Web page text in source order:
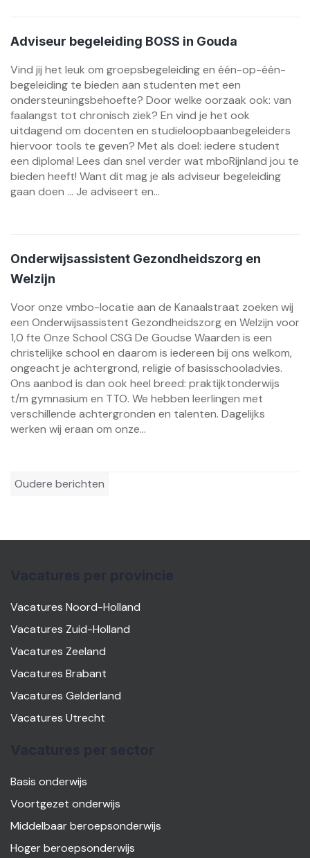
Adviseur begeleiding BOSS in Gouda
Vind jij het leuk om groepsbegeleiding en één-op-één-
begeleiding te bieden aan studenten met een
ondersteuningsbehoefte? Door welke oorzaak ook: van
faalangst tot chronisch ziek? En vind je het ook
uitdagend om docenten en studieloopbaanbegeleiders
hiervoor tools te geven? Met als doel: iedere student
een diploma! Lees dan snel verder wat mboRijnland jou te
bieden heeft! Want dit mag je als adviseur begeleiding
gaan doen … Je adviseert en...
Onderwijsassistent Gezondheidszorg en
Welzijn
Voor onze vmbo-locatie aan de Kanaalstraat zoeken wij
een Onderwijsassistent Gezondheidszorg en Welzijn voor
1,0 fte Onze School CSG De Goudse Waarden is een
christelijke school en daarom is iedereen bij ons welkom,
ongeacht je achtergrond, religie of basisschooladvies.
Ons aanbod is dan ook heel breed: praktijktonderwijs
t/m gymnasium en TTO. We hebben leerlingen met
verschillende achtergronden en talenten. Dagelijks
werken wij eraan om onze...
Berichtennavigatie
Oudere berichten
Vacatures Noord-Holland
Vacatures Zuid-Holland
Vacatures Zeeland
Vacatures Brabant
Vacatures Gelderland
Vacatures Utrecht
Basis onderwijs
Voortgezet onderwijs
Middelbaar beroepsonderwijs
Hoger beroepsonderwijs